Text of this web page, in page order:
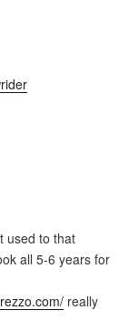
used to that
all 5-6 years for
really